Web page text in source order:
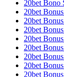
20bet Bono
20bet
20bet
20bet
20bet
20bet
20bet
20bet
20bet